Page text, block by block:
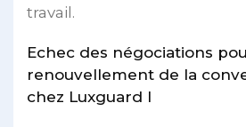
travail.
Echec des négociations
renouvellement de la
chez Luxguard I